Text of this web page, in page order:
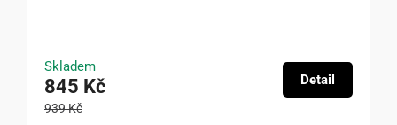
Skladem
845 Kč
939 Kč
Detail